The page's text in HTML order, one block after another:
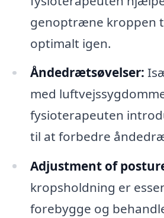
genoptræne kroppen
optimalt igen.
Åndedrætsøvelser:
med
fysioterapeuten
til at forbedre
Adjustment of
kropsholdning er
forebygge og